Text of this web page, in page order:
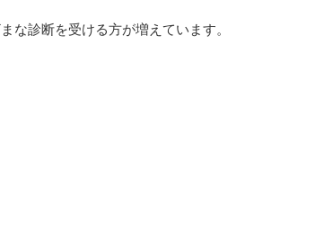
な診断を受ける方が増えています。